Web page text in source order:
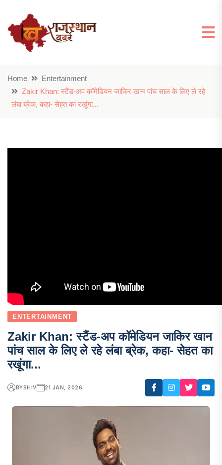
Home
Entertainment
Zakir Khan: स्टैंड-अप कॉमेडियन जाकिर खान पांच साल के लिए ले रहे
लंबा ब्रेक, कहा- सेहत का रखूंगा...
ENTERTAINMENT
Zakir Khan: स्टैंड-अप कॉमेडियन जाकिर खान
पांच साल के लिए ले रहे लंबा ब्रेक, कहा- सेहत का
रखूंगा...
BYSHIV 21 JAN, 2026